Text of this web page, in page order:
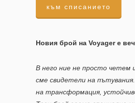
към списанието
Новия брой на Voyager е
В него ние не просто четем
сме свидетели на
на трансформация,